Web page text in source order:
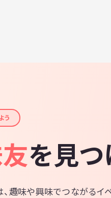
う
を見つ
趣味や興味でつながるイベ